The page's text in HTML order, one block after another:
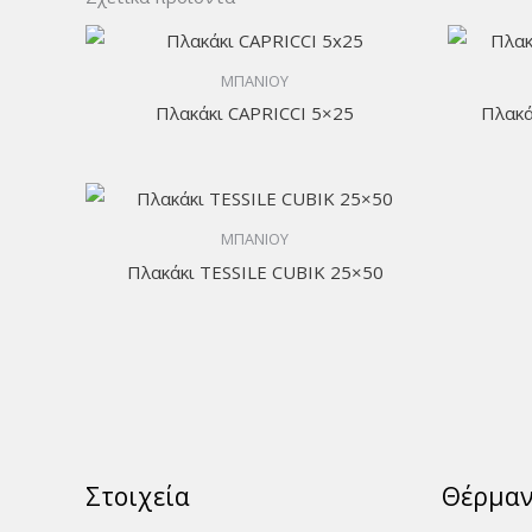
ΜΠΑΝΙΟΥ
Πλακάκι CAPRICCI 5×25
ΜΠΑΝΙΟΥ
Πλακάκι TESSILE CUBIK 25×50
Στοιχεία